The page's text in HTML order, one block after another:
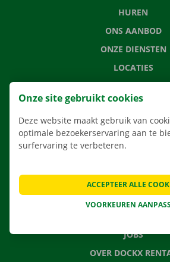
HUREN
ONS AANBOD
ONZE DIENSTEN
LOCATIES
APP
VEELGESTELDE
NIEUWS
JOBS
OVER DOCKX
Onze site gebruikt cookies
Deze website maakt gebruik van
optimale bezoekerservaring aan te
surfervaring te verbeteren.
VOORKEUREN
ACCEPTEER ALLE